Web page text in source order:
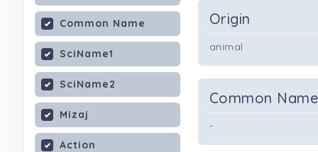
Common Name
SciName1
SciName2
Mizaj
Action
Origin
animal
Common Name
-